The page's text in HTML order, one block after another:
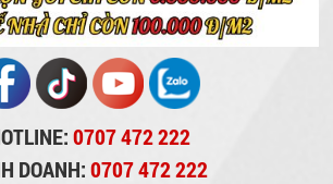
0707 472 222
DOANH:0707 472 222